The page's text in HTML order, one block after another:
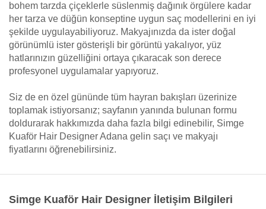
bohem tarzda çiçeklerle süslenmiş dağınık örgülere kadar
her tarza ve düğün konseptine uygun saç modellerini en iyi
şekilde uygulayabiliyoruz. Makyajınızda da ister doğal
görünümlü ister gösterişli bir görüntü yakalıyor, yüz
hatlarınızın güzelliğini ortaya çıkaracak son derece
profesyonel uygulamalar yapıyoruz.
Siz de en özel gününde tüm hayran bakışları üzerinize
toplamak istiyorsanız; sayfanın yanında bulunan formu
doldurarak hakkımızda daha fazla bilgi edinebilir, Simge
Kuaför Hair Designer Adana gelin saçı ve makyajı
fiyatlarını öğrenebilirsiniz.
Simge Kuaför Hair Designer İletişim Bilgileri